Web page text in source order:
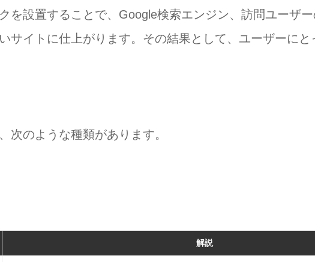
い記述の事例1：aタグが利用されていない（HTMLとして不適
い記述の事例2：URLをjavascriptで呼び出している
い記述の事例3：アンカーテキストの文言が曖昧すぎる
置方法は？
を設置することで、Google検索エンジン、訪問ユーザ
サイトに仕上がります。その結果として、ユーザーにと
次のような種類があります。
解説